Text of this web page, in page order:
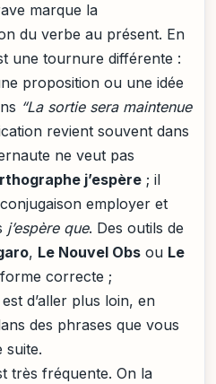
marque la
du verbe au présent. En
une tournure différente :
proposition ou une idée
“La sortie sera maintenue
revient souvent dans
ne veut pas
j’espère ; il
employer et
j’espère que. Des outils de
, Le Nouvel Obs ou Le
correcte ;
d’aller plus loin, en
des phrases que vous
suite.
très fréquente. On la